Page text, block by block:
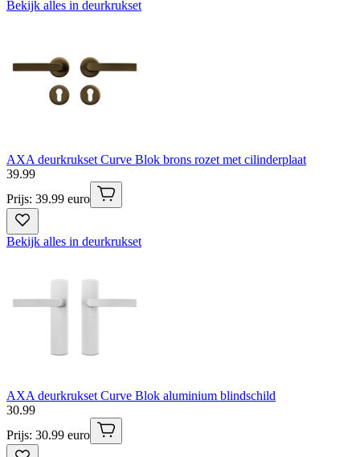
Bekijk alles in deurkrukset
AXA deurkrukset Curve Blok brons rozet met cilinderplaat
39.99
Prijs: 39.99 euro
Bekijk alles in deurkrukset
AXA deurkrukset Curve Blok aluminium blindschild
30.99
Prijs: 30.99 euro